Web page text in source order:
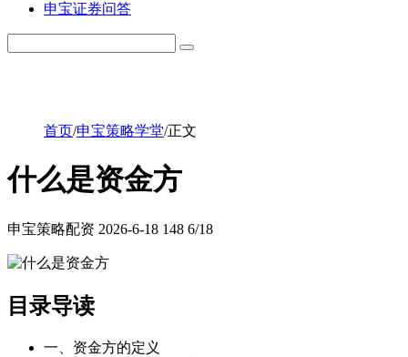
申宝证券问答
首页/申宝策略学堂/正文
什么是资金方
申宝策略配资 2026-6-18 148 6/18
目录导读
一、资金方的定义